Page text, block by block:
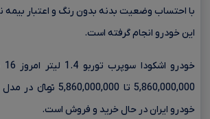
با احتساب وضعیت بدنه بدون رنگ و اعتبار بیمه
این خودرو انجام گرفته است.
5,860,000,000 تا
خودرو ایران در حال خرید و فروش است.